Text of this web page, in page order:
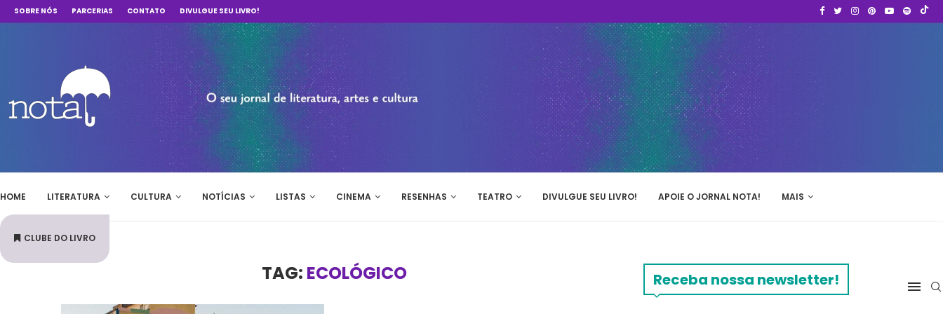
SOBRE NÓS PARCERIAS CONTATO DIVULGUE SEU LIVRO!
HOME LITERATURA CULTURA NOTÍCIAS LISTAS CINEMA RESENHAS TEATRO DIVULGUE SEU LIVRO! APOIE O JORNAL NOTA! MAIS
CLUBE DO LIVRO
TAG: ECOLÓGICO Receba nossa newsletter!